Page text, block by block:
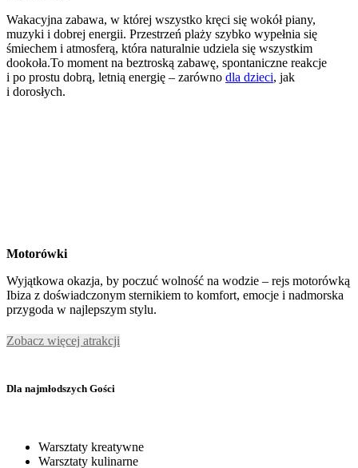
Wakacyjna zabawa, w której wszystko kręci się wokół piany,
muzyki i dobrej energii. Przestrzeń plaży szybko wypełnia się
śmiechem i atmosferą, która naturalnie udziela się wszystkim
dookoła.To moment na beztroską zabawę, spontaniczne reakcje
i po prostu dobrą, letnią energię – zarówno dla dzieci, jak
i dorosłych.
Motorówki
Wyjątkowa okazja, by poczuć wolność na wodzie – rejs motorówką
Ibiza z doświadczonym sternikiem to komfort, emocje i nadmorska
przygoda w najlepszym stylu.
Zobacz więcej atrakcji
Dla najmłodszych Gości
Warsztaty kreatywne
Warsztaty kulinarne